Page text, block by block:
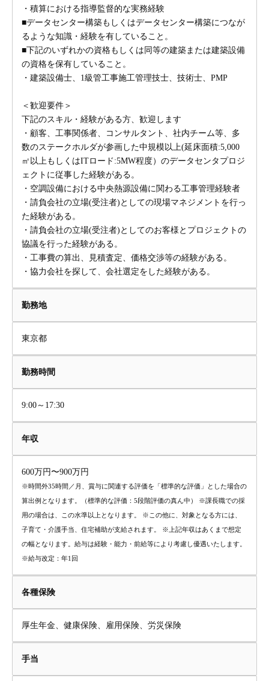
・積算における指導監督的な実務経験
■データセンター構築もしくはデータセンター構築につなが
るような知識・経験を有していること。
■下記のいずれかの資格もしくは同等の建築または建築設備
の資格を保有していること。
・建築設備士、1級管工事施工管理技士、技術士、PMP
＜歓迎要件＞
下記のスキル・経験がある方、歓迎します
・顧客、工事関係者、コンサルタント、社内チーム等、多
数のステークホルダが参画した中規模以上(延床面積:5,000
㎡以上もしくはITロード:5MW程度）のデータセンタプロジ
ェクトに従事した経験がある。
・空調設備における中央熱源設備に関わる工事管理経験者
・請負会社の立場(受注者)としての現場マネジメントを行っ
た経験がある。
・請負会社の立場(受注者)としてのお客様とプロジェクトの
協議を行った経験がある。
・工事費の算出、見積査定、価格交渉等の経験がある。
・協力会社を探して、会社選定をした経験がある。
勤務地
東京都
勤務時間
9:00～17:30
年収
600万円〜900万円
※時間外35時間／月、賞与に関連する評価を「標準的な評価」とした場合の
算出例となります。（標準的な評価：5段階評価の真ん中） ※課長職での採
用の場合は、この水準以上となります。 ※この他に、対象となる方には、
子育て・介護手当、住宅補助が支給されます。 ※上記年収はあくまで想定
の幅となります。給与は経験・能力・前給等により考慮し優遇いたします。
※給与改定：年1回
各種保険
厚生年金、健康保険、雇用保険、労災保険
手当